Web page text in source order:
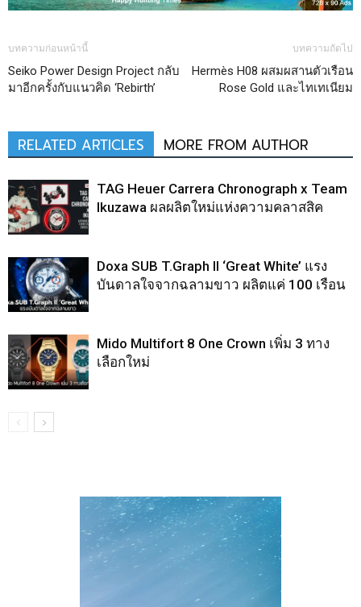
บทความก่อนหน้านี้
Seiko Power Design Project กลับ
มาอีกครั้งกับแนวคิด ‘Rebirth’
บทความถัดไป
Hermès H08 ผสมผสานตัวเรือน
Rose Gold และไทเทเนียม
RELATED ARTICLES MORE FROM AUTHOR
TAG Heuer Carrera Chronograph x Team
Ikuzawa ผลผลิตใหม่แห่งความคลาสสิค
Doxa SUB T.Graph II ‘Great White’ แรง
บันดาลใจจากฉลามขาว ผลิตแค่ 100 เรือน
Mido Multifort 8 One Crown เพิ่ม 3 ทาง
เลือกใหม่